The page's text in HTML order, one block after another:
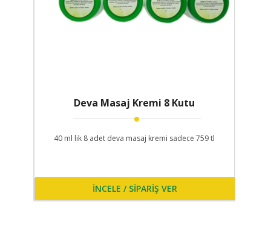
Deva Masaj Kremi 8 Kutu
40 ml lik 8 adet deva masaj kremi sadece 759 tl
İNCELE / SİPARİŞ VER